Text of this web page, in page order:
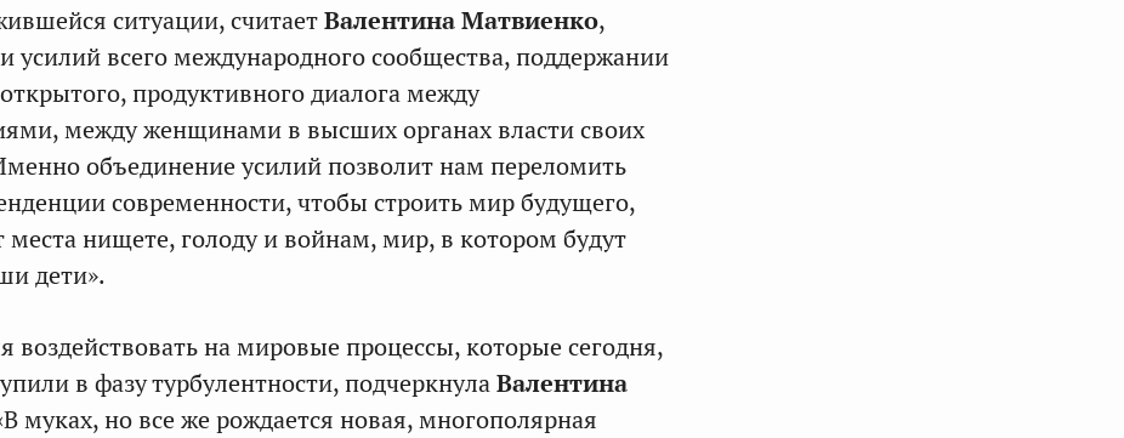
ситуации, считаетВалентина Матвиенко,
усилий всего международного сообщества, поддержании
продуктивного диалога между
между женщинами в высших органах власти своих
объединение усилий позволит нам переломить
современности, чтобы строить мир будущего,
места нищете, голоду и войнам, мир, в котором будут
дети».
воздействовать на мировые процессы, которые сегодня,
в фазу турбулентности, подчеркнулаВалентина
муках, но все же рождается новая, многополярная